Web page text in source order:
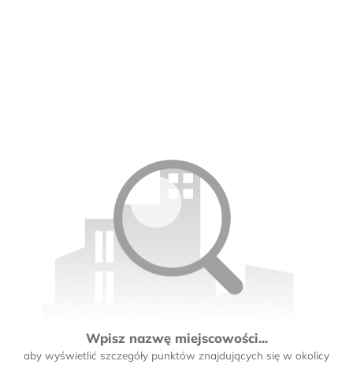
Wpisz nazwę miejscowości...
aby wyświetlić szczegóły punktów znajdujących się w okolicy